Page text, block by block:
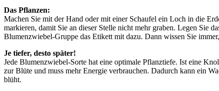
Das Pflanzen:
Machen Sie mit der Hand oder mit einer Schaufel ein Loch in die
markieren, damit Sie an dieser Stelle nicht mehr graben. Legen Sie
Blumenzwiebel-Gruppe das Etikett mit dazu. Dann wissen Sie
Je tiefer, desto später!
Jede Blumenzwiebel-Sorte hat eine optimale Pflanztiefe. Ist eine
zur Blüte und muss mehr Energie verbrauchen. Dadurch kann ein
blüht.